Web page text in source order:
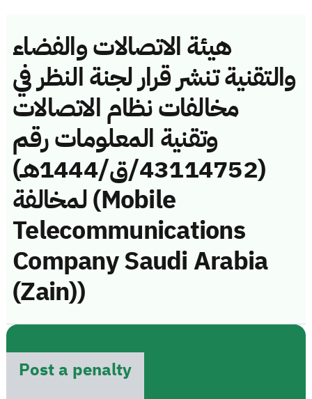
هيئة الاتصالات والفضاء
والتقنية تنشر قرار لجنة النظر في
مخالفات نظام الاتصالات
وتقنية المعلومات رقم
(43114752/ق/1444هـ)
لمخالفة (Mobile
Telecommunications
Company Saudi Arabia
(Zain))
Post a penalty